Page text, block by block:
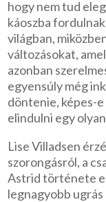
hogy nem tud
káoszba
világban,
változásokat,
azonban
egyensúly még
döntenie, képes-
elindulni egy
Lise Villadsen
szorongásról, a
Astrid története
legnagyobb